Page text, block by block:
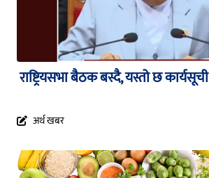
राष्ट्रियसभा बैठक बस्दै, यस्तो छ कार्यसूची
अर्थ खबर